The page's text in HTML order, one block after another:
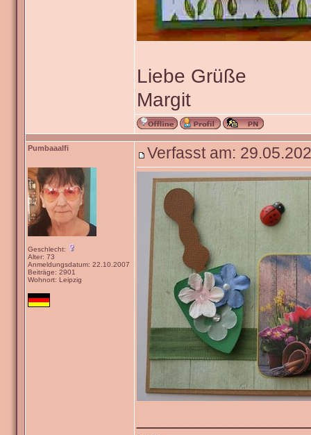
Liebe Grüße
Margit
Pumbaaalfi
Geschlecht:
Alter: 73
Anmeldungsdatum: 22.10.2007
Beiträge: 2901
Wohnort: Leipzig
Verfasst am: